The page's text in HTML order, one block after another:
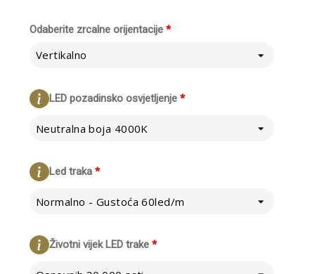
*
Odaberite zrcalne orijentacije
Vertikalno
*
LED pozadinsko osvjetljenje
Neutralna boja 4000K
*
Led traka
Normalno - Gustoća 60led/m
*
Životni vijek LED trake